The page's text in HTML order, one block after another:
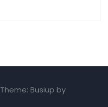
Theme: Busiup by